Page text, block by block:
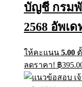
บัญชี กรม
2568 อัพเ
ให้คะแนน 5.00
ลดราคา! ฿